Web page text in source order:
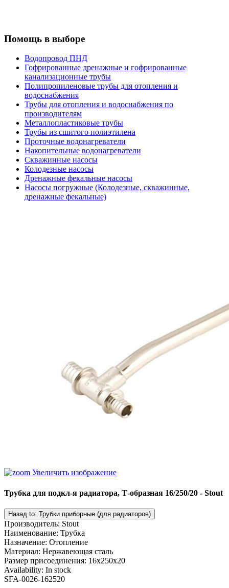
Помощь в выборе
Водопровод ПНД
Гофрированные дренажные и гофрированные
канализационные трубы
Полипропиленовые трубы для отопления и
водоснабжения
Трубы для отопления и водоснабжения по
производителям
Металлопластиковые трубы
Трубы из сшитого полиэтилена
Проточные водонагреватели
Накопительные водонагреватели
Скважинные насосы
Колодезные насосы
Дренажные фекальные насосы
Насосы погружные (Колодезные, скважинные,
дренажные фекальные)
Увеличить изображение
Трубка для подкл-я радиатора, Т-образная 16/250/20 - Stout
Производитель: Stout
Наименование: Трубка
Назначение: Отопление
Материал: Нержавеющая сталь
Размер присоединения: 16x250x20
Availability: In stock
SFA-0026-162520